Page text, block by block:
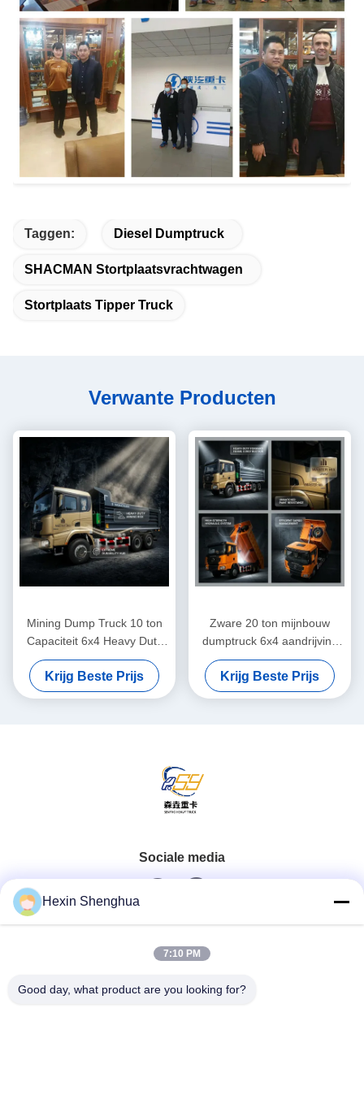
Taggen: Diesel Dumptruck
SHACMAN Stortplaatsvrachtwagen
Stortplaats Tipper Truck
Verwante Producten
Mining Dump Truck 10 ton
Capaciteit 6x4 Heavy Duty
Weichai Diesel Engine
Shacman X3000 Tipper
Vehicle
Krijg Beste Prijs
Zware 20 ton mijnbouw
dumptruck 6x4 aandrijving
Weichai Dieselmotor
Shacman X3000 Off-Road
Tipper Vehicle
Krijg Beste Prijs
Sociale media
Snel contact
Hexin Shenghua
7:10 PM
Good day, what product are you looking for?